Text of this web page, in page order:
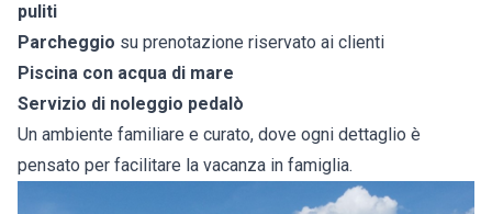
puliti
Parcheggio su prenotazione riservato ai clienti
Piscina con acqua di mare
Servizio di noleggio pedalò
Un ambiente familiare e curato, dove ogni dettaglio è
pensato per facilitare la vacanza in famiglia.